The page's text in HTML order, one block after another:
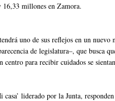
millones en Zamora.
uno de sus reflejos en un nuevo
de legislatura–, que busca
centro para recibir cuidados se
liderado por la Junta,